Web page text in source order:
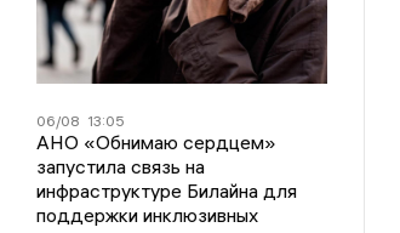
06/08 13:05
АНО «Обнимаю сердцем»
запустила связь на
инфраструктуре Билайна для
поддержки инклюзивных